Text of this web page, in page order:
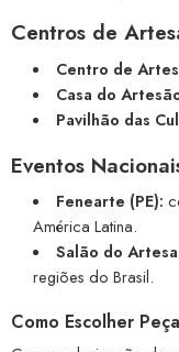
Centros de
Centro de
Casa do
Pavilhão das
Eventos
Fenearte (PE):
América Latina.
Salão do
regiões do Brasil.
Como Escolher